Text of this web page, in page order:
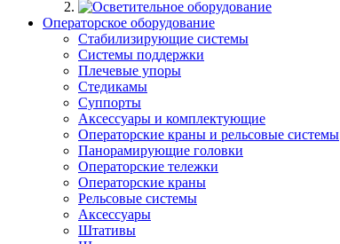
Операторское оборудование
Стабилизирующие системы
Системы поддержки
Плечевые упоры
Стедикамы
Суппорты
Аксессуары и комплектующие
Операторские краны и рельсовые системы
Панорамирующие головки
Операторские тележки
Операторские краны
Рельсовые системы
Аксессуары
Штативы